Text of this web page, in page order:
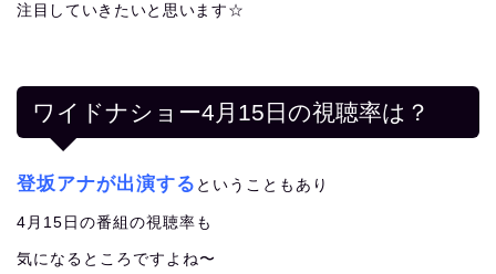
注目していきたいと思います☆
ワイドナショー4月15日の視聴率は？
登坂アナが出演する ということもあり
4月15日の番組の視聴率も
気になるところですよね〜